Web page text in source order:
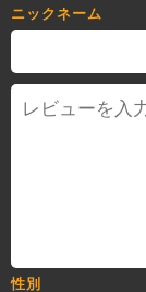
ニックネーム
性別